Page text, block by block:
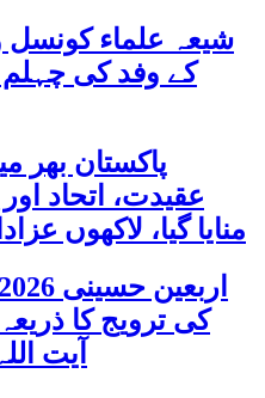
شیعہ علماء کونسل
کے وفد کی
عقیدت، اتحاد
منایا گیا، لاکھوں
کی ترویج کا
آیت